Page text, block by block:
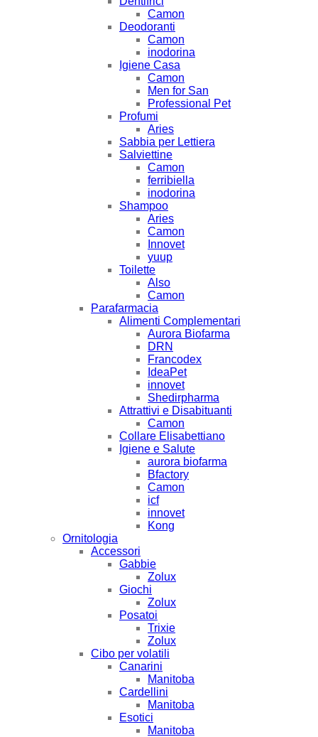
Camon
Deodoranti
Camon
inodorina
Igiene Casa
Camon
Men for San
Professional Pet
Profumi
Aries
Sabbia per Lettiera
Salviettine
Camon
ferribiella
inodorina
Shampoo
Aries
Camon
Innovet
yuup
Toilette
Also
Camon
Parafarmacia
Alimenti Complementari
Aurora Biofarma
DRN
Francodex
IdeaPet
innovet
Shedirpharma
Attrattivi e Disabituanti
Camon
Collare Elisabettiano
Igiene e Salute
aurora biofarma
Bfactory
Camon
icf
innovet
Kong
Ornitologia
Accessori
Gabbie
Zolux
Giochi
Zolux
Posatoi
Trixie
Zolux
Cibo per volatili
Canarini
Manitoba
Cardellini
Manitoba
Esotici
Manitoba